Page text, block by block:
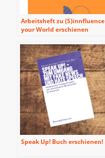
Arbeitsheft zu (S)innfluence
your World erschienen
Speak Up! Buch erschienen!